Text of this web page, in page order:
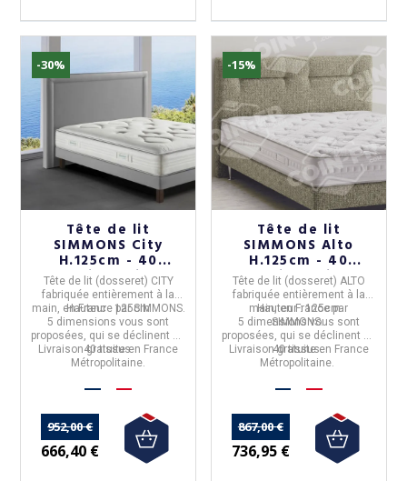
-30%
Tête de lit
SIMMONS City
H.125cm - 40
coloris 5 tailles
Tête de lit (dosseret) CITY
fabriquée entièrement à la
main, enFrance parSIMMONS.
Hauteur : 125cm
5 dimensions vous sont
proposées, qui se déclinent en
40 tissus.
Livraison gratuite en France
Métropolitaine.
952,00 €
666,40 €
-15%
Tête de lit
SIMMONS Alto
H.125cm - 40
coloris 5 tailles
Tête de lit (dosseret) ALTO
fabriquée entièrement à la
main, enFrancepar
SIMMONS.
Hauteur :125cm
5 dimensions vous sont
proposées, qui se déclinent en
40 tissus.
Livraison gratuite en France
Métropolitaine.
867,00 €
736,95 €